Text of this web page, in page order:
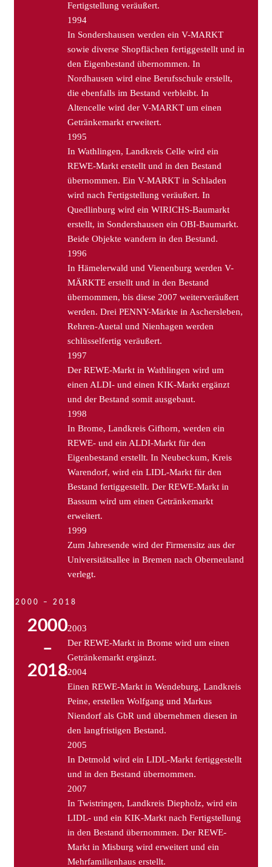
Fertigstellung veräußert.
1994
In Sondershausen werden ein V-MARKT
sowie diverse Shopflächen fertiggestellt und in
den Eigenbestand übernommen. In
Nordhausen wird eine Berufsschule erstellt,
die ebenfalls im Bestand verbleibt. In
Altencelle wird der V-MARKT um einen
Getränkemarkt erweitert.
1995
In Wathlingen, Landkreis Celle wird ein
REWE-Markt erstellt und in den Bestand
übernommen. Ein V-MARKT in Schladen
wird nach Fertigstellung veräußert. In
Quedlinburg wird ein WIRICHS-Baumarkt
erstellt, in Sondershausen ein OBI-Baumarkt.
Beide Objekte wandern in den Bestand.
1996
In Hämelerwald und Vienenburg werden V-
MÄRKTE erstellt und in den Bestand
übernommen, bis diese 2007 weiterveräußert
werden. Drei PENNY-Märkte in Aschersleben,
Rehren-Auetal und Nienhagen werden
schlüsselfertig veräußert.
1997
Der REWE-Markt in Wathlingen wird um
einen ALDI- und einen KIK-Markt ergänzt
und der Bestand somit ausgebaut.
1998
In Brome, Landkreis Gifhorn, werden ein
REWE- und ein ALDI-Markt für den
Eigenbestand erstellt. In Neubeckum, Kreis
Warendorf, wird ein LIDL-Markt für den
Bestand fertiggestellt. Der REWE-Markt in
Bassum wird um einen Getränkemarkt
erweitert.
1999
Zum Jahresende wird der Firmensitz aus der
Universitätsallee in Bremen nach Oberneuland
verlegt.
2000 – 2018
2000
–
2018
2003
Der REWE-Markt in Brome wird um einen
Getränkemarkt ergänzt.
2004
Einen REWE-Markt in Wendeburg, Landkreis
Peine, erstellen Wolfgang und Markus
Niendorf als GbR und übernehmen diesen in
den langfristigen Bestand.
2005
In Detmold wird ein LIDL-Markt fertiggestellt
und in den Bestand übernommen.
2007
In Twistringen, Landkreis Diepholz, wird ein
LIDL- und ein KIK-Markt nach Fertigstellung
in den Bestand übernommen. Der REWE-
Markt in Misburg wird erweitert und ein
Mehrfamilienhaus erstellt.